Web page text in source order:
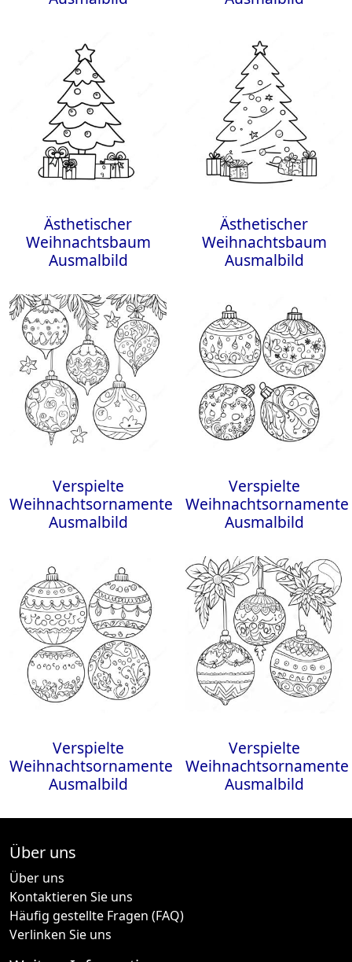
Ästhetischer
Weihnachtsbaum
Ausmalbild
Ästhetischer
Weihnachtsbaum
Ausmalbild
Verspielte
Weihnachtsornamente
Ausmalbild
Verspielte
Weihnachtsornamente
Ausmalbild
Verspielte
Weihnachtsornamente
Ausmalbild
Verspielte
Weihnachtsornamente
Ausmalbild
Über uns
Über uns
Kontaktieren Sie uns
Häufig gestellte Fragen (FAQ)
Verlinken Sie uns